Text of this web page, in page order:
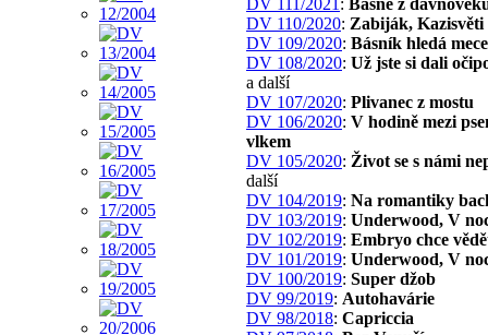
DV 110/2020: Zabiják, Kazisvěti
DV 109/2020: Básník hledá
DV 108/2020: Už jste si dali
a další
DV 107/2020: Plivanec z mostu
DV 106/2020: V hodině mezi
vlkem
DV 105/2020: Život se s námi
další
DV 104/2019: Na romantiky
DV 103/2019: Underwood, V
DV 102/2019: Embryo chce
DV 101/2019: Underwood, V
DV 100/2019: Super džob
DV 99/2019: Autohavárie
DV 98/2018: Capriccia